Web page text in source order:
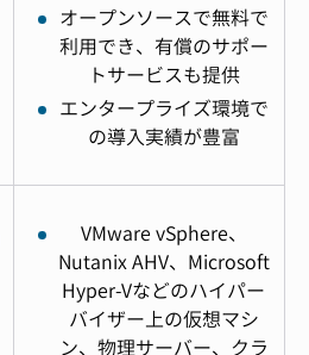
オープンソースで無料で
利用でき、有償のサポー
トサービスも提供
エンタープライズ環境で
の導入実績が豊富
VMware vSphere、
Nutanix AHV、Microsoft
Hyper-Vなどのハイパー
バイザー上の仮想マシ
ン、物理サーバー、クラ